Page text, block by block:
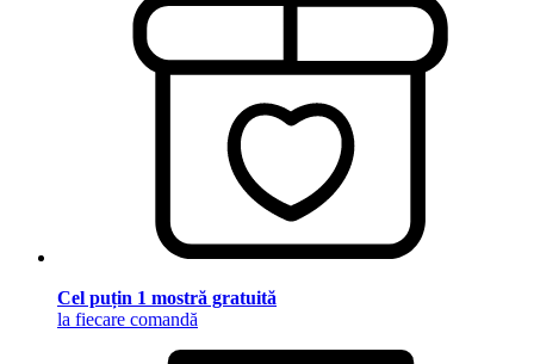
Cel puțin 1 mostră gratuită
la fiecare comandă